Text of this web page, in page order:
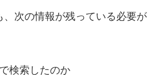
、次の情報が残っている必要が
検索したのか